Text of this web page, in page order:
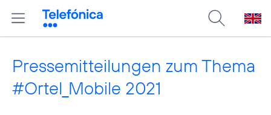
Pressemitteilungen zum Thema
#Ortel_Mobile 2021